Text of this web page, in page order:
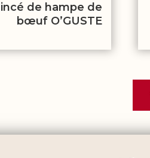
de hampe de
bœuf O’GUSTE